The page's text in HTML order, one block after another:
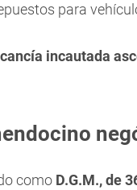
para
incautada
como D.G.M., de